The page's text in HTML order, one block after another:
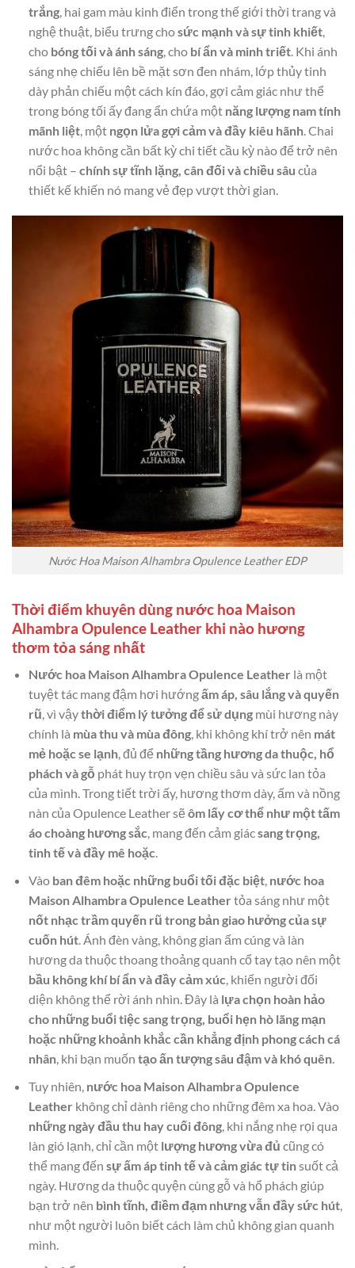
trắng, hai gam màu kinh điển trong thế giới thời trang và
nghệ thuật, biểu trưng chosức mạnh và sự tinh khiết,
cho bóng tối và ánh sáng, cho bí ẩn và minh triết. Khi ánh
sáng nhẹ chiếu lên bề mặt sơn đen nhám, lớp thủy tinh
dày phản chiếu một cách kín đáo, gợi cảm giác như thể
trong bóng tối ấy đang ẩn chứa một năng lượng nam tính
mãnh liệt, một ngọn lửa gợi cảm và đầy kiêu hãnh. Chai
nước hoa không cần bất kỳ chi tiết cầu kỳ nào để trở nên
nổi bật – chính sự tĩnh lặng, cân đối và chiều sâu của
thiết kế khiến nó mang vẻ đẹp vượt thời gian.
Nước Hoa Maison Alhambra Opulence Leather EDP
Thời điểm khuyên dùng nước hoa Maison
Alhambra Opulence Leather khi nào hương
thơm tỏa sáng nhất
Nước hoa Maison Alhambra Opulence Leather là một
tuyệt tác mang đậm hơi hướngấm áp, sâu lắng và quyến
rũ, vì vậythời điểm lý tưởng để sử dụngmùi hương này
chính là mùa thu và mùa đông, khi không khí trở nên mát
mẻ hoặc se lạnh, đủ để những tầng hương da thuộc, hổ
phách và gỗ phát huy trọn vẹn chiều sâu và sức lan tỏa
của mình. Trong tiết trời ấy, hương thơm dày, ấm và nồng
nàn của Opulence Leather sẽ ôm lấy cơ thể như một tấm
áo choàng hương sắc, mang đến cảm giácsang trọng,
tinh tế và đầy mê hoặc.
Vào ban đêm hoặc những buổi tối đặc biệt, nước hoa
Maison Alhambra Opulence Leather tỏa sáng như một
nốt nhạc trầm quyến rũ trong bản giao hưởng của sự
cuốn hút. Ánh đèn vàng, không gian ấm cúng và làn
hương da thuộc thoang thoảng quanh cổ tay tạo nên một
bầu không khí bí ẩn và đầy cảm xúc, khiến người đối
diện không thể rời ánh nhìn. Đây là lựa chọn hoàn hảo
cho những buổi tiệc sang trọng, buổi hẹn hò lãng mạn
hoặc những khoảnh khắc cần khẳng định phong cách cá
nhân, khi bạn muốn tạo ấn tượng sâu đậm và khó quên.
Tuy nhiên, nước hoa Maison Alhambra Opulence
Leather không chỉ dành riêng cho những đêm xa hoa. Vào
những ngày đầu thu hay cuối đông, khi nắng nhẹ rọi qua
làn gió lạnh, chỉ cần một lượng hương vừa đủ cũng có
thể mang đến sự ấm áp tinh tế và cảm giác tự tinsuốt cả
ngày. Hương da thuộc quyện cùng gỗ và hổ phách giúp
bạn trở nên bình tĩnh, điềm đạm nhưng vẫn đầy sức hút,
như một người luôn biết cách làm chủ không gian quanh
mình.